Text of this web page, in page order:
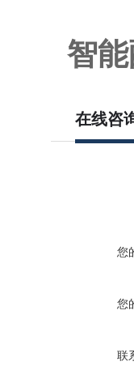
智
在线咨
您
您
联